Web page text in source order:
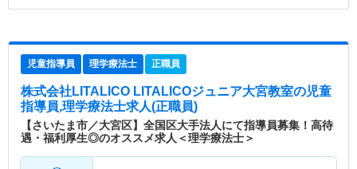
児童指導員 理学療法士 正職員
株式会社LITALICO LITALICOジュニア大宮教室の児童
指導員,理学療法士求人(正職員)
【さいたま市／大宮区】全国区大手法人にて指導員募集！高待
遇・福利厚生◎のオススメ求人＜理学療法士＞